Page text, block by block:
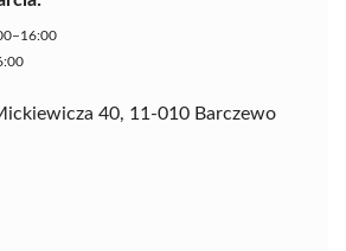
40, 11-010 Barczewo